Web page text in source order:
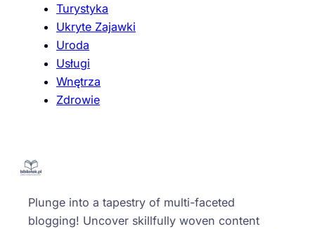
Turystyka
Ukryte Zajawki
Uroda
Usługi
Wnętrza
Zdrowie
Plunge into a tapestry of multi-faceted
blogging! Uncover skillfully woven content